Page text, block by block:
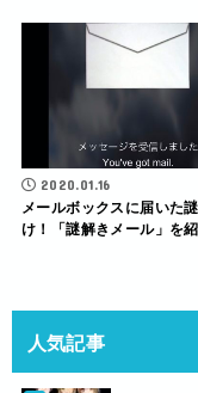
2020.01.16
メールボックスに届いた
け！「謎解きメール」を紹
人気記事